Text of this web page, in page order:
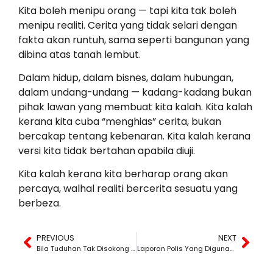
Kita boleh menipu orang — tapi kita tak boleh
menipu realiti. Cerita yang tidak selari dengan
fakta akan runtuh, sama seperti bangunan yang
dibina atas tanah lembut.
Dalam hidup, dalam bisnes, dalam hubungan,
dalam undang-undang — kadang-kadang bukan
pihak lawan yang membuat kita kalah. Kita kalah
kerana kita cuba “menghias” cerita, bukan
bercakap tentang kebenaran. Kita kalah kerana
versi kita tidak bertahan apabila diuji.
Kita kalah kerana kita berharap orang akan
percaya, walhal realiti bercerita sesuatu yang
berbeza.
PREVIOUS
Bila Tuduhan Tak Disokong Bukti, Kebenaran Tetap Menang
NEXT
Laporan Polis Yang Digunakan Sebagai Tekanan